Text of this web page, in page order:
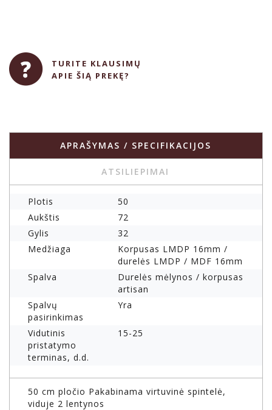
TURITE KLAUSIMŲ
APIE ŠIĄ PREKĘ?
APRAŠYMAS / SPECIFIKACIJOS
ATSILIEPIMAI
Plotis
50
Aukštis
72
Gylis
32
Medžiaga
Korpusas LMDP 16mm /
durelės LMDP / MDF 16mm
Spalva
Durelės mėlynos / korpusas
artisan
Spalvų
pasirinkimas
Yra
Vidutinis
pristatymo
terminas, d.d.
15-25
50 cm pločio Pakabinama virtuvinė spintelė,
viduje 2 lentynos